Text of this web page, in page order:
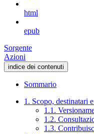
html
epub
Sorgente
Azioni
indice dei contenuti
Sommario
1. Scopo, destinatari
1.1.
1.2.
1.3.